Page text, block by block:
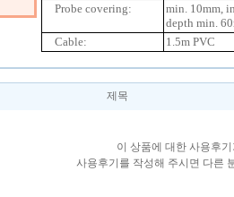
Probe covering:
min. 10mm,
depth min.
Cable:
1.5m PVC
제목
이 상품에 대한 사용후
사용후기를 작성해 주시면 다른